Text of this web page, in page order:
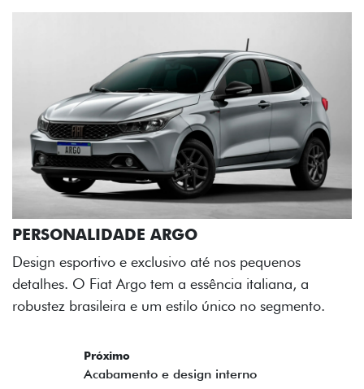
até nos pequenos
a essência italiana, a
único no segmento.